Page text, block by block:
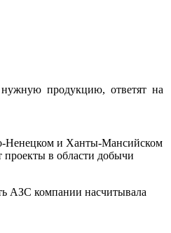
продукцию, ответят на
Ненецком и Ханты-Мансийском
в области добычи
АЗС компании насчитывала